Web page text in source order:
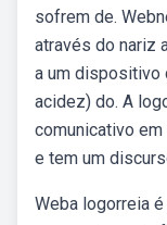
sofrem de.
através do nariz
a um dispositivo
acidez) do. A
comunicativo
e tem um
Weba logorreia